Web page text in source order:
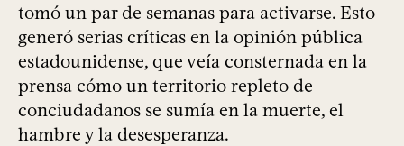
tomó un par de semanas para activarse. Esto
generó serias críticas en la opinión pública
estadounidense, que veía consternada en la
prensa cómo un territorio repleto de
conciudadanos se sumía en la muerte, el
hambre y la desesperanza.